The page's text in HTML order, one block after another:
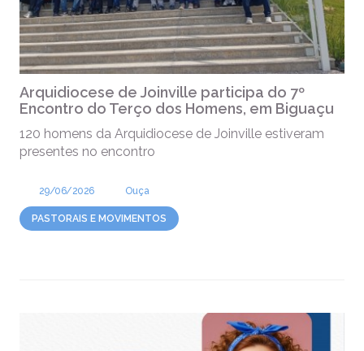
Arquidiocese de Joinville participa do 7º
Encontro do Terço dos Homens, em Biguaçu
120 homens da Arquidiocese de Joinville estiveram
presentes no encontro
29/06/2026 Ouça
PASTORAIS E MOVIMENTOS